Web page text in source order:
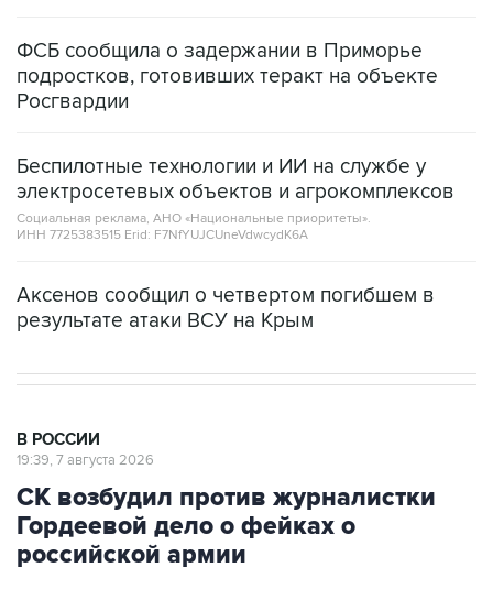
ФСБ сообщила о задержании в Приморье
подростков, готовивших теракт на объекте
Росгвардии
Беспилотные технологии и ИИ на службе у
электросетевых объектов и агрокомплексов
Социальная реклама, АНО «Национальные приоритеты».
ИНН 7725383515 Erid: F7NfYUJCUneVdwcydK6A
Аксенов сообщил о четвертом погибшем в
результате атаки ВСУ на Крым
В РОССИИ
19:39, 7 августа 2026
СК возбудил против журналистки
Гордеевой дело о фейках о
российской армии